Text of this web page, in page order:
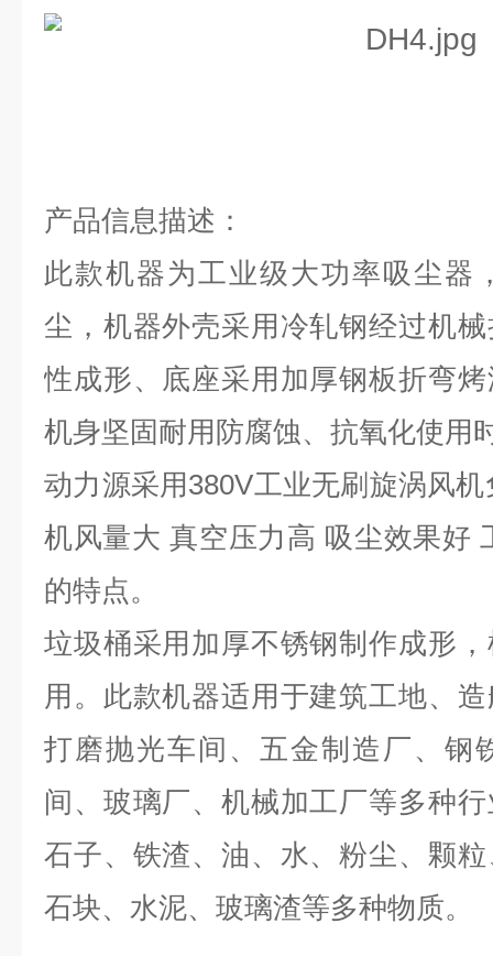
产品信息描述：
此款机器为工业级大功率吸尘器
尘，机器外壳采用冷轧钢经过机
性成形、底座采用加厚钢板折弯
机身坚固耐用防腐蚀、抗氧化使用
动力源采用380V工业无刷旋涡风
机风量大 真空压力高 吸尘效果好
的特点。
垃圾桶采用加厚不锈钢制作成形
用。此款机器适用于建筑工地、
打磨抛光车间、五金制造厂、钢
间、玻璃厂、机械加工厂等多种
石子、铁渣、油、水、粉尘、颗
石块、水泥、玻璃渣等多种物质。